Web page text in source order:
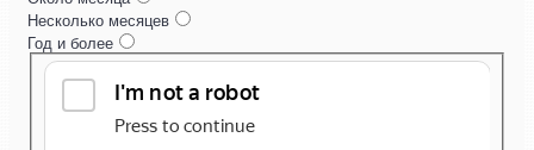
Несколько месяцев
Год и более